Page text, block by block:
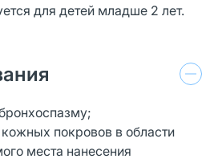
для детей младше 2 лет.
покровов в области
места нанесения